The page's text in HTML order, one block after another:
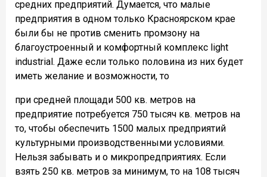
средних предприятий. Думается, что малые
предприятия в одном только Красноярском крае
были бы не против сменить промзону на
благоустроенный и комфортный комплекс light
industrial. Даже если только половина из них будет
иметь желание и возможности, то
при средней площади 500 кв. метров на
предприятие потребуется 750 тысяч кв. метров на
то, чтобы обеспечить 1500 малых предприятий
культурными производственными условиями.
Нельзя забывать и о микропредприятиях. Если
взять 250 кв. метров за минимум, то на 108 тысяч